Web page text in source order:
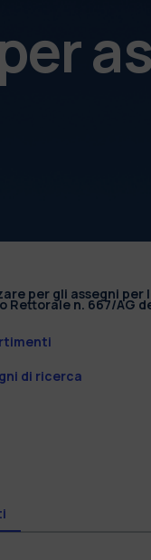
per gli assegni
n. 667/AG
di ricerca